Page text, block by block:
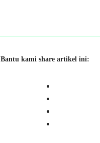
Bantu kami share artikel ini: